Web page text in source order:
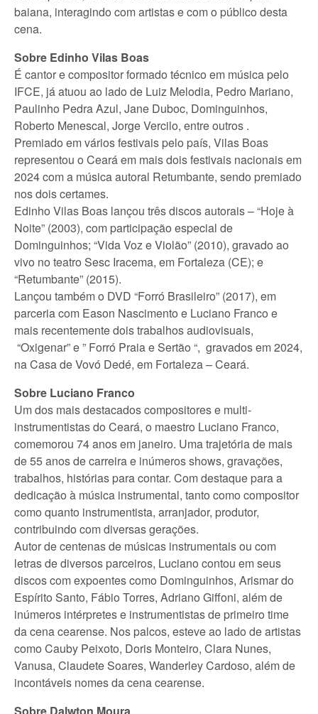
baiana, interagindo com artistas e com o público desta
cena.
Sobre Edinho Vilas Boas
É cantor e compositor formado técnico em música pelo
IFCE, já atuou ao lado de Luiz Melodia, Pedro Mariano,
Paulinho Pedra Azul, Jane Duboc, Dominguinhos,
Roberto Menescal, Jorge Vercilo, entre outros .
Premiado em vários festivais pelo país, Vilas Boas
representou o Ceará em mais dois festivais nacionais em
2024 com a música autoral Retumbante, sendo premiado
nos dois certames.
Edinho Vilas Boas lançou três discos autorais – “Hoje à
Noite” (2003), com participação especial de
Dominguinhos; “Vida Voz e Violão” (2010), gravado ao
vivo no teatro Sesc Iracema, em Fortaleza (CE); e
“Retumbante” (2015).
Lançou também o DVD “Forró Brasileiro” (2017), em
parceria com Eason Nascimento e Luciano Franco e
mais recentemente dois trabalhos audiovisuais,
“Oxigenar” e ” Forró Praia e Sertão “, gravados em 2024,
na Casa de Vovó Dedé, em Fortaleza – Ceará.
Sobre Luciano Franco
Um dos mais destacados compositores e multi-
instrumentistas do Ceará, o maestro Luciano Franco,
comemorou 74 anos em janeiro. Uma trajetória de mais
de 55 anos de carreira e inúmeros shows, gravações,
trabalhos, histórias para contar. Com destaque para a
dedicação à música instrumental, tanto como compositor
como quanto instrumentista, arranjador, produtor,
contribuindo com diversas gerações.
Autor de centenas de músicas instrumentais ou com
letras de diversos parceiros, Luciano contou em seus
discos com expoentes como Dominguinhos, Arismar do
Espírito Santo, Fábio Torres, Adriano Giffoni, além de
inúmeros intérpretes e instrumentistas de primeiro time
da cena cearense. Nos palcos, esteve ao lado de artistas
como Cauby Peixoto, Doris Monteiro, Clara Nunes,
Vanusa, Claudete Soares, Wanderley Cardoso, além de
incontáveis nomes da cena cearense.
Sobre Dalwton Moura